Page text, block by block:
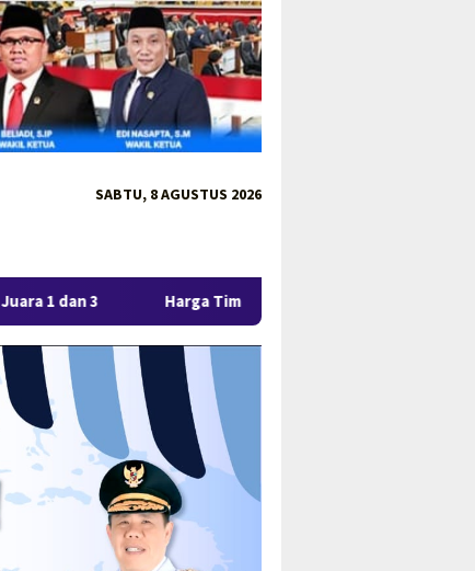
SABTU, 8 AGUSTUS 2026
Harga Timah Turun, Aktivitas Tambang di Kawasan